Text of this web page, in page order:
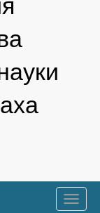
trk